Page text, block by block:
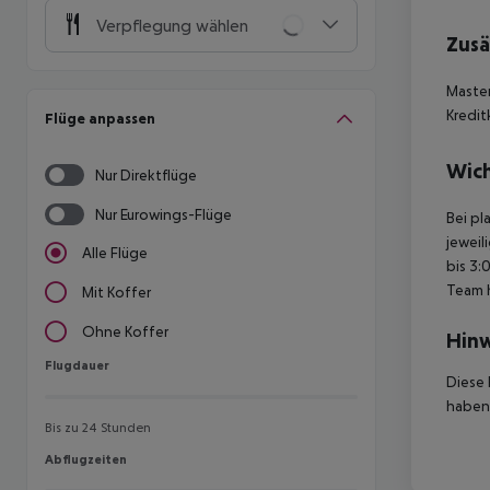
Verpflegung wählen
Flüge anpassen
Nur Direktflüge
Nur Eurowings-Flüge
Alle Flüge
Mit Koffer
Ohne Koffer
Flugdauer
Flugdauer
Bis zu 24 Stunden
Abflugzeiten
Abflugzeiten
Bei
bis
Team
Diese